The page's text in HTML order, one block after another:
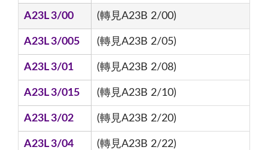
A23L 3/00 (轉見A23B 2/00)
A23L 3/005 (轉見A23B 2/05)
A23L 3/01 (轉見A23B 2/08)
A23L 3/015 (轉見A23B 2/10)
A23L 3/02 (轉見A23B 2/20)
A23L 3/04 (轉見A23B 2/22)